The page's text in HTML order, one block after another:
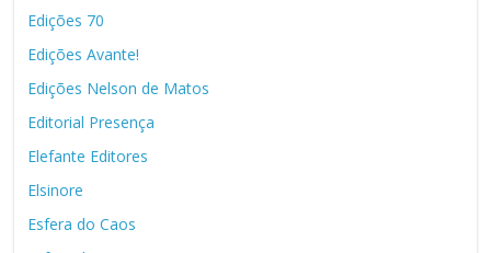
Edições 70
Edições Avante!
Edições Nelson de Matos
Editorial Presença
Elefante Editores
Elsinore
Esfera do Caos